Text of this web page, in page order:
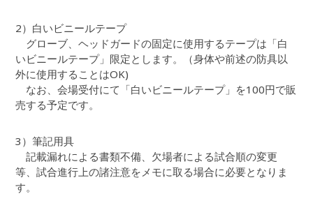
2）白いビニールテープ
グローブ、ヘッドガードの固定に使用するテープは「白
いビニールテープ」限定とします。（身体や前述の防具以
外に使用することはOK)
なお、会場受付にて「白いビニールテープ」を100円で販
売する予定です。
3）筆記用具
記載漏れによる書類不備、欠場者による試合順の変更
等、試合進行上の諸注意をメモに取る場合に必要となりま
す。